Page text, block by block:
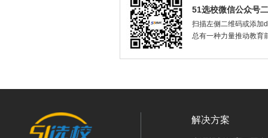
51选校微信公众号
扫描左侧二维码或添加
总有一种力量推动教育
解决方案